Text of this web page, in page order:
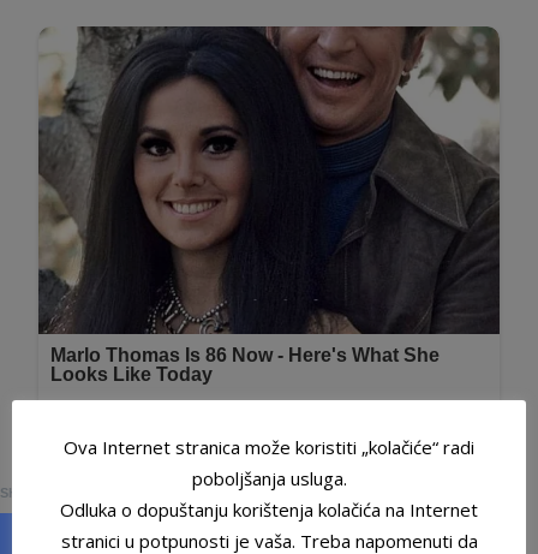
Ova Internet stranica može koristiti „kolačiće“ radi
poboljšanja usluga.
Odluka o dopuštanju korištenja kolačića na Internet
stranici u potpunosti je vaša. Treba napomenuti da
SHARES